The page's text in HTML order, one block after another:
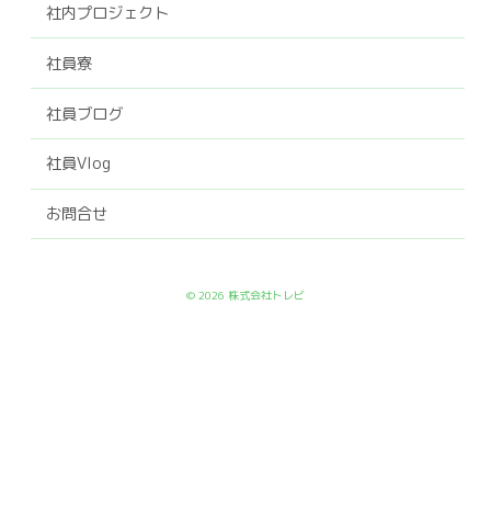
社内プロジェクト
社員寮
社員ブログ
社員Vlog
お問合せ
© 2026 株式会社トレビ